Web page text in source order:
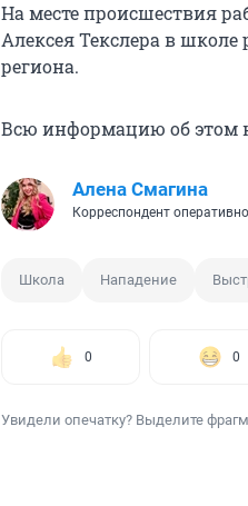
На месте происшествия
Алексея Текслера в
региона.
Всю информацию об этом
Алена Смагина
Корреспондент
Школа Нападение
0 0
Увидели опечатку? Выделите